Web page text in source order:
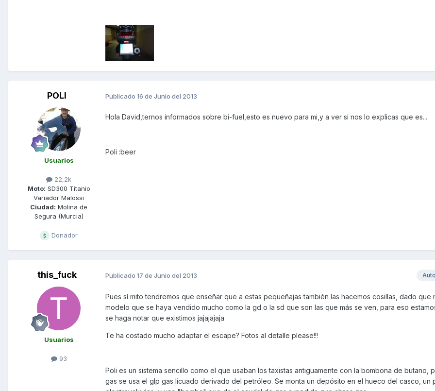
POLI
Usuarios
22,2k
Moto: SD300 Titanio
Variador Malossi
Ciudad: Molina de
Segura (Murcia)
Donador
Publicado 16 de Junio del 2013
Hola David,ternos informados sobre bi-fuel,esto es nuevo para mi,y a ver si nos lo explicas que es...
Poli :beer
this_fuck
Usuarios
93
Publicado 17 de Junio del 2013
Pues sí mito tendremos que enseñar que a estas pequeñajas también las hacemos cosillas, dado que
modelo que se haya vendido mucho como la gd o la sd que son las que más se ven, para eso
se haga notar que existimos jajajajaja
Te ha costado mucho adaptar el escape? Fotos al detalle please!!!
Poli es un sistema sencillo como el que usaban los taxistas antiguamente con la bombona de butano,
gas se usa el glp gas licuado derivado del petróleo. Se monta un depósito en el hueco del casco, un